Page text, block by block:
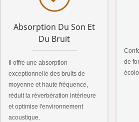
Absorption Du Son Et
Du Bruit
Il offre une absorption
exceptionnelle des bruits de
moyenne et haute fréquence,
réduit la réverbération intérieure
et optimise l'environnement
acoustique.
de